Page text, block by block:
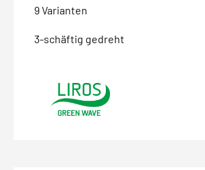
9 Varianten
3-schäftig gedreht